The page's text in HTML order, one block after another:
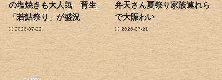
の塩焼きも大人気 育生
「若鮎祭り」が盛況
2026-07-22
弁天さん夏祭り家族連れら
で大賑わい
2026-07-21